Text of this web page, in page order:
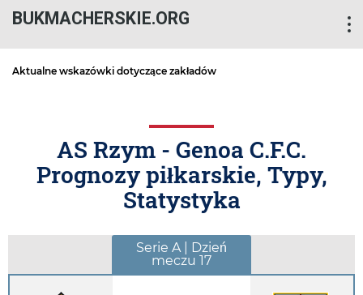
BUKMACHERSKIE.ORG
Aktualne wskazówki dotyczące zakładów
AS Rzym - Genoa C.F.C.
Prognozy piłkarskie, Typy,
Statystyka
Serie A | Dzień
meczu 17